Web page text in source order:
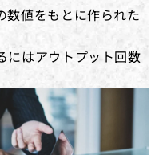
数値をもとに作られた
にはアウトプット回数